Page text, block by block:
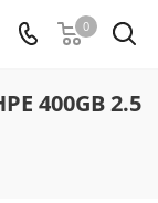
0
400GB 2.5